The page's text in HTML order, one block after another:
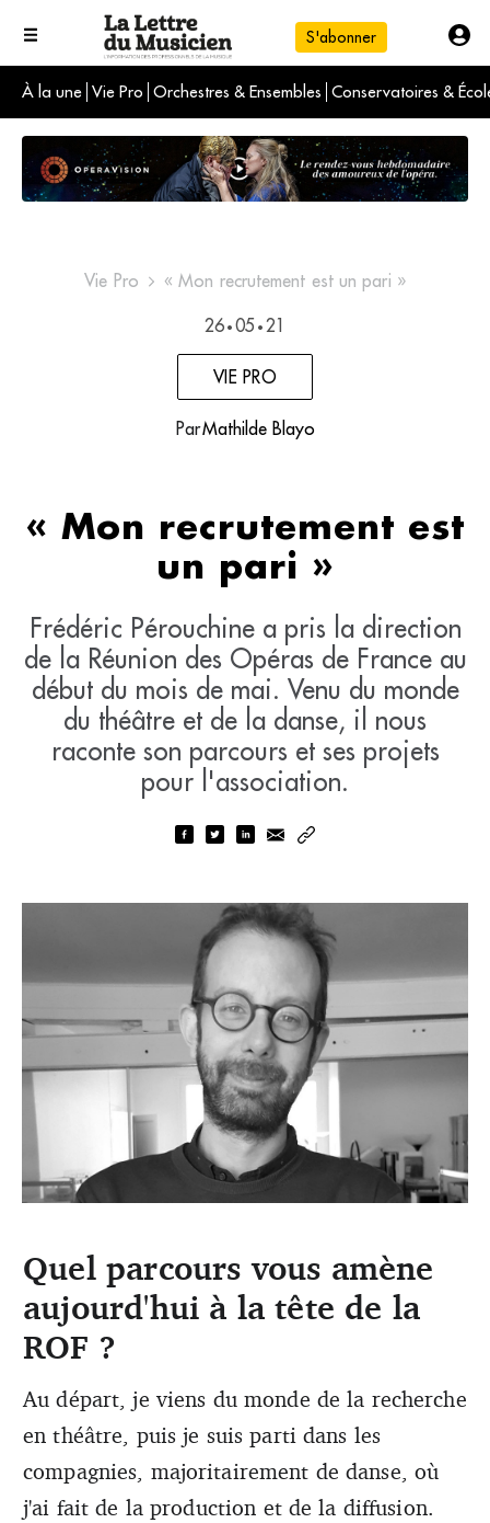
S'abonner
À la une Vie Pro Orchestres & Ensembles Conservatoires &
L'info du jour
Le numéro du mois
International
Vie Pro « Mon recrutement est un pari »
26 • 05 • 21
VIE PRO
ParMathilde Blayo
« Mon recrutement est
un pari »
Frédéric Pérouchine a pris la direction
de la Réunion des Opéras de France au
début du mois de mai. Venu du monde
du théâtre et de la danse, il nous
raconte son parcours et ses projets
pour l'association.
Frédéric Pérouchine est le nouveau directeur de la ROF.
(DR)
Quel parcours vous amène
aujourd'hui à la tête de la
ROF ?
Au départ, je viens du monde de la recherche
en théâtre, puis je suis parti dans les
compagnies, majoritairement de danse, où
j'ai fait de la production et de la diffusion.